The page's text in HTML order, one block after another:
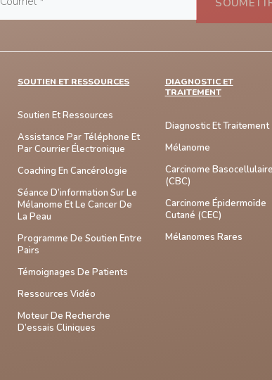
SOUTIEN ET RESSOURCES
Soutien Et Ressources
Assistance Par Téléphone Et
Par Courrier Électronique
Coaching En Cancérologie
Séance D’information Sur Le
Mélanome Et Le Cancer De
La Peau
Programme De Soutien Entre
Pairs
Témoignages De Patients
Ressources Vidéo
Moteur De Recherche
D’essais Cliniques
DIAGNOSTIC ET
TRAITEMENT
Diagnostic Et Traitement
Mélanome
Carcinome Basocellulaire
(CBC)
Carcinome Épidermoïde
Cutané (CEC)
Mélanomes Rares